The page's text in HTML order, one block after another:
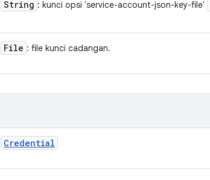
String : kunci opsi 'service-account-json-key-file'
File : file kunci cadangan.
Credential